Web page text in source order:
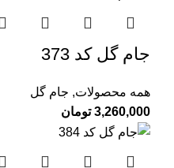
جام گل کد 373
همه محصولات, جام گل
3,260,000 تومان